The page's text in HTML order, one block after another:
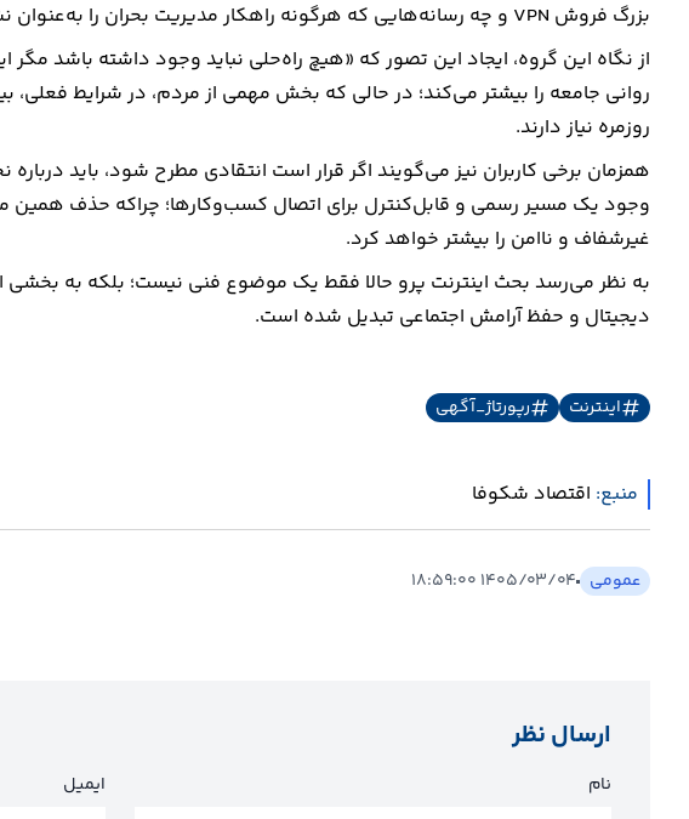
بزرگ فروش VPN و چه رسانه‌هایی که هرگونه راهکار مدیریت بحران را به‌عنوان نشانه شکست یا تبعیض معرفی می‌کنند.
از نگاه این گروه، ایجاد این تصور که «هیچ راه‌حلی نباید وجود داشته باشد مگر
روانی جامعه را بیشتر می‌کند؛ در حالی که بخش مهمی از مردم، در شرایط فعلی،
روزمره نیاز دارند.
همزمان برخی کاربران نیز می‌گویند اگر قرار است انتقادی مطرح شود، باید
وجود یک مسیر رسمی و قابل‌کنترل برای اتصال کسب‌وکارها؛ چراکه حذف همین
غیرشفاف و ناامن را بیشتر خواهد کرد.
به نظر می‌رسد بحث اینترنت پرو حالا فقط یک موضوع فنی نیست؛ بلکه به بخشی
دیجیتال و حفظ آرامش اجتماعی تبدیل شده است.
اینترنت رپورتاژ_آگهی
منبع: اقتصاد شکوفا
عمومی ۱۴۰۵/۰۳/۰۴ ۱۸:۵۹:۰۰
ارسال نظر
نام ایمیل